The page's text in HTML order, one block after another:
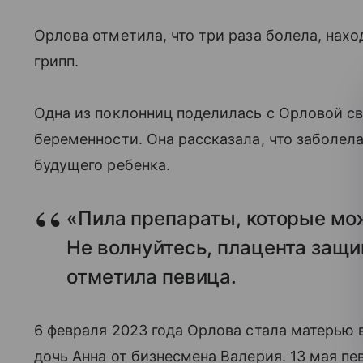
Орлова отметила, что три раза болела,
грипп.
Одна из поклонниц поделилась с Орловой
беременности. Она рассказала, что
будущего ребенка.
«Пила препараты, которые
Не волнуйтесь, плацента
отметила певица.
6 февраля 2023 года Орлова стала матерью
дочь Анна от бизнесмена Валерия. 13 мая